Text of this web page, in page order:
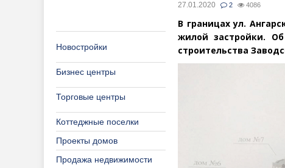
Новостройки
Бизнес центры
Торговые центры
Коттеджные поселки
Проекты домов
Продажа недвижимости
27.01.2020 2 4086
В границах ул.
жилой застройки.
строительства